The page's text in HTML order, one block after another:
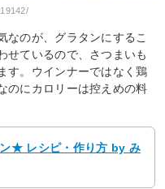
なのが、グラタンにするこ
せているので、さつまいも
す。ウインナーではなく鶏
のにカロリーは控えめの料
★ レシピ・作り方 by み